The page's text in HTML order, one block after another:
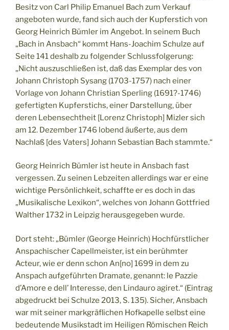
Besitz von Carl Philip Emanuel Bach zum Verkauf
angeboten wurde, fand sich auch der Kupferstich von
Georg Heinrich Bümler im Angebot. In seinem Buch
„Bach in Ansbach“ kommt Hans-Joachim Schulze auf
Seite 141 deshalb zu folgender Schlussfolgerung:
„Nicht auszuschließen ist, daß das Exemplar des von
Johann Christoph Sysang (1703-1757) nach einer
Vorlage von Johann Christian Sperling (1691?-1746)
gefertigten Kupferstichs, einer Darstellung, über
deren Lebensechtheit [Lorenz Christoph] Mizler sich
am 12. Dezember 1746 lobend äußerte, aus dem
Nachlaß [des Vaters] Johann Sebastian Bach stammte.“
Georg Heinrich Bümler ist heute in Ansbach fast
vergessen. Zu seinen Lebzeiten allerdings war er eine
wichtige Persönlichkeit, schaffte er es doch in das
„Musikalische Lexikon“, welches von Johann Gottfried
Walther 1732 in Leipzig herausgegeben wurde.
Dort steht: „Bümler (George Heinrich) Hochfürstlicher
Anspachischer Capellmeister, ist ein berühmter
Acteur, wie er denn schon An[no] 1699 in dem zu
Anspach aufgeführten Dramate, genannt: le Pazzie
d’Amore e dell’ Interesse, den Lindauro agiret.“ (Eintrag
abgedruckt bei Schulze 2013, S. 135). Sicher, Ansbach
war mit seiner markgräflichen Hofkapelle selbst eine
bedeutende Musikstadt im Heiligen Römischen Reich